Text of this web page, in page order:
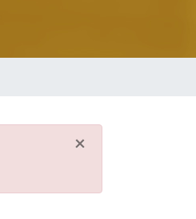
×